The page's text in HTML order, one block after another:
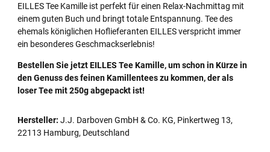
EILLES Tee Kamille ist perfekt für einen Relax-Nachmittag mit
einem guten Buch und bringt totale Entspannung. Tee des
ehemals königlichen Hoflieferanten EILLES verspricht immer
ein besonderes Geschmackserlebnis!
Bestellen Sie jetzt EILLES Tee Kamille, um schon in Kürze in
den Genuss des feinen Kamillentees zu kommen, der als
loser Tee mit 250g abgepackt ist!
Hersteller: J.J. Darboven GmbH & Co. KG, Pinkertweg 13,
22113 Hamburg, Deutschland